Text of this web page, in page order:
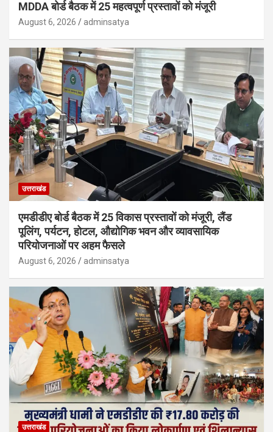
MDDA बोर्ड बैठक में 25 महत्वपूर्ण प्रस्तावों को मंजूरी
August 6, 2026 adminsatya
उत्तराखंड
एमडीडीए बोर्ड बैठक में 25 विकास प्रस्तावों को मंजूरी, लैंड
पूलिंग, पर्यटन, होटल, औद्योगिक भवन और व्यावसायिक
परियोजनाओं पर अहम फैसले
August 6, 2026 adminsatya
उत्तराखंड